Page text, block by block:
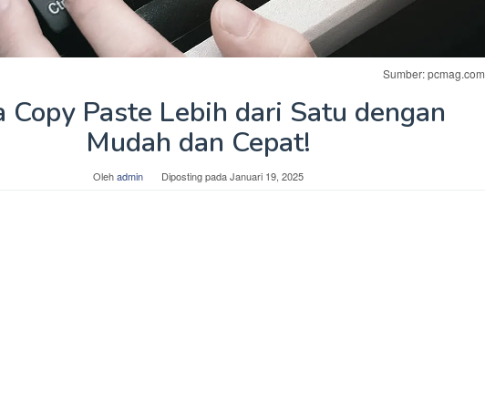
Sumber: pcmag.com
Copy Paste Lebih dari Satu dengan
Mudah dan Cepat!
Olehadmin Diposting padaJanuari 19, 2025